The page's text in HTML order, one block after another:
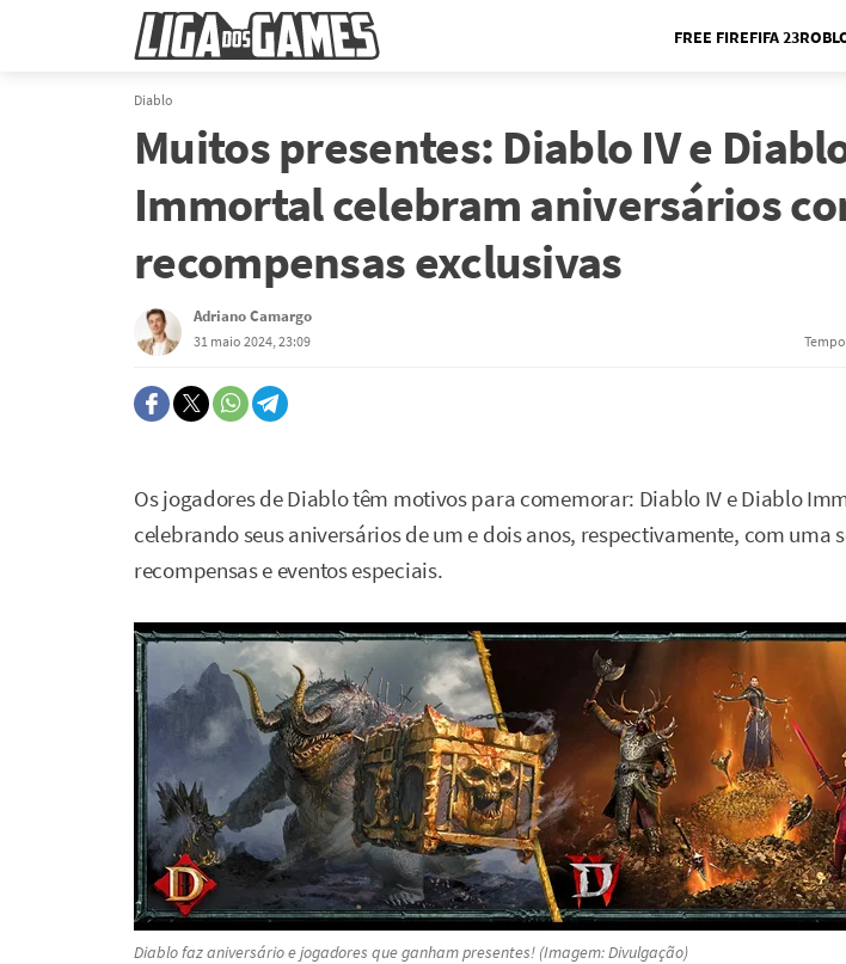
FREE FIREFIFA 23
Diablo
Muitos presentes: Diablo IV e
Immortal celebram aniversários
recompensas exclusivas
Adriano Camargo
31 maio 2024, 23:09
Os jogadores de Diablo têm motivos para comemorar: Diablo IV e Diablo
celebrando seus aniversários de um e dois anos, respectivamente, com uma
recompensas e eventos especiais.
Diablo faz aniversário e jogadores que ganham presentes! (Imagem: Divulgação)